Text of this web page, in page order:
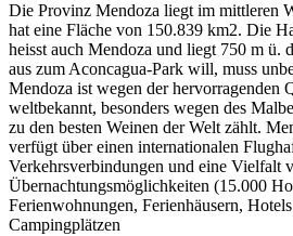
Die Provinz Mendoza liegt im mittleren
hat eine Fläche von 150.839 km2. Die
heisst auch Mendoza und liegt 750 m ü.
aus zum Aconcagua-Park will, muss
Mendoza ist wegen der hervorragenden
weltbekannt, besonders wegen des
zu den besten Weinen der Welt zählt.
verfügt über einen internationalen
Verkehrsverbindungen und eine Vielfalt
Übernachtungsmöglichkeiten (15.000
Ferienwohnungen, Ferienhäusern,
Campingplätzen